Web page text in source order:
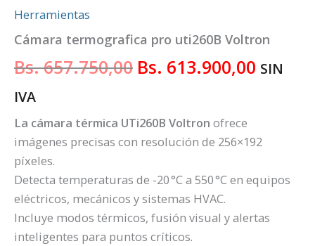
Herramientas
Cámara termografica pro uti260B Voltron
Bs.657.750,00 Bs. 613.900,00 SIN
IVA
La cámara térmica UTi260B Voltron ofrece
imágenes precisas con resolución de 256×192
píxeles.
Detecta temperaturas de -20 °C a 550 °C en equipos
eléctricos, mecánicos y sistemas HVAC.
Incluye modos térmicos, fusión visual y alertas
inteligentes para puntos críticos.